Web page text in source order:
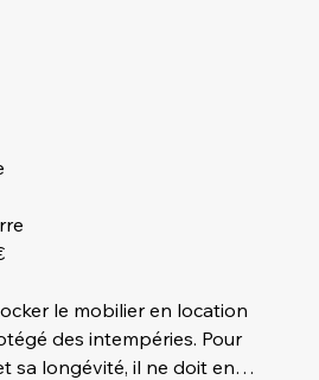
le mobilier en location
des intempéries. Pour
sa longévité, il ne doit en